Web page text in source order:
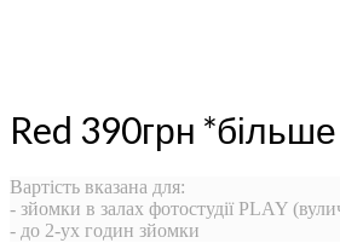
Red 390грн
Вартість вказана для:
- зйомки в залах фотостудії PLAY
- до 2-ух годин зйомки